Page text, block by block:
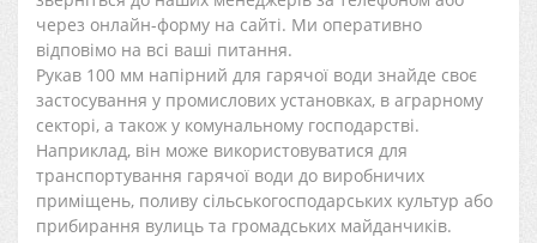
через онлайн-форму на сайті. Ми оперативно
відповімо на всі ваші питання.
Рукав 100 мм напірний для гарячої води знайде своє
застосування у промислових установках, в аграрному
секторі, а також у комунальному господарстві.
Наприклад, він може використовуватися для
транспортування гарячої води до виробничих
приміщень, поливу сільськогосподарських культур або
прибирання вулиць та громадських майданчиків.